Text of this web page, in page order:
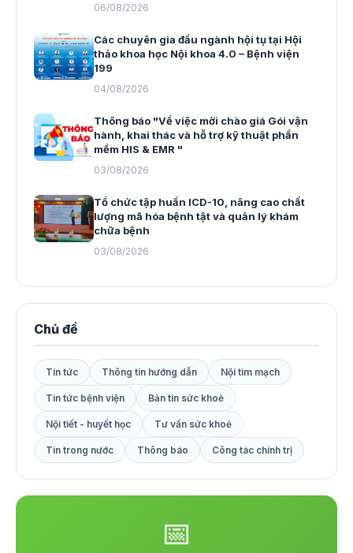
06/08/2026
Các chuyên gia đầu ngành hội tụ tại Hội
thảo khoa học Nội khoa 4.0 – Bệnh viện
199
04/08/2026
Thông báo "Về việc mời chào giá Gói vận
hành, khai thác và hỗ trợ kỹ thuật phần
mềm HIS & EMR "
03/08/2026
Tổ chức tập huấn ICD-10, nâng cao chất
lượng mã hóa bệnh tật và quản lý khám
chữa bệnh
03/08/2026
Chủ đề
Tin tức Thông tin hướng dẫn Nội tim mạch
Tin tức bệnh viện Bản tin sức khoẻ
Nội tiết - huyết học Tư vấn sức khoẻ
Tin trong nước Thông báo Công tác chính trị
📅